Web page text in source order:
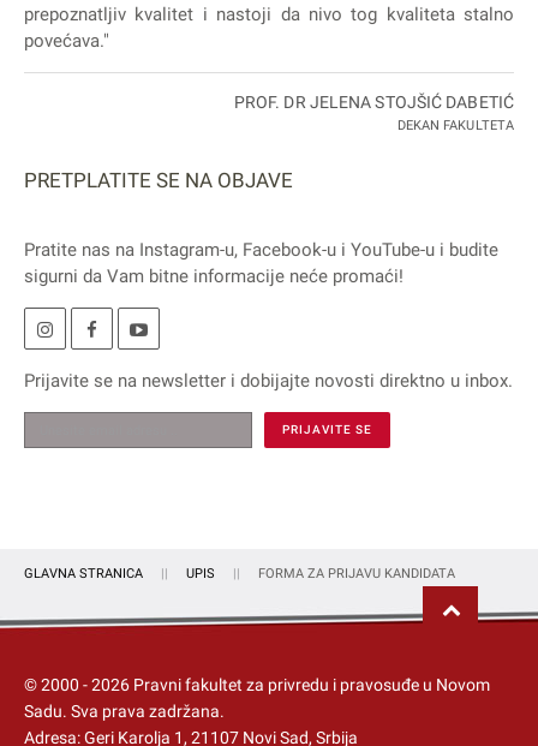
prepoznatljiv kvalitet i nastoji da nivo tog kvaliteta stalno
povećava."
PROF. DR JELENA STOJŠIĆ DABETIĆ
DEKAN FAKULTETA
PRETPLATITE SE NA OBJAVE
Pratite nas na Instagram-u, Facebook-u i YouTube-u i budite
sigurni da Vam bitne informacije neće promaći!
Prijavite se na newsletter i dobijajte novosti direktno u inbox.
GLAVNA STRANICA UPIS FORMA ZA PRIJAVU KANDIDATA
© 2000 -2026 Pravni fakultet za privredu i pravosuđe u Novom
Sadu. Sva prava zadržana.
Adresa: Geri Karolja 1, 21107 Novi Sad, Srbija